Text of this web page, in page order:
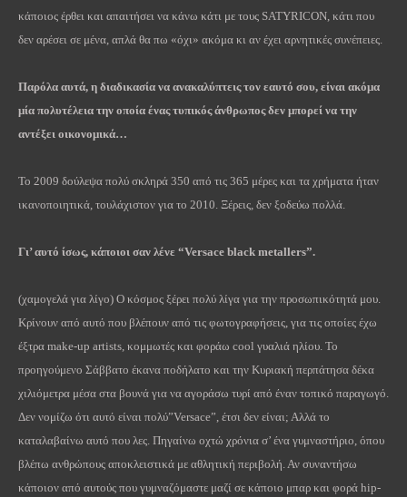
κάποιος έρθει και απαιτήσει να κάνω κάτι με τους SATYRICON, κάτι που
δεν αρέσει σε μένα, απλά θα πω «όχι» ακόμα κι αν έχει αρνητικές συνέπειες.
Παρόλα αυτά, η διαδικασία να ανακαλύπτεις τον εαυτό σου, είναι ακόμα
μία πολυτέλεια την οποία ένας τυπικός άνθρωπος δεν μπορεί να την
αντέξει οικονομικά…
Το 2009 δούλεψα πολύ σκληρά 350 από τις 365 μέρες και τα χρήματα ήταν
ικανοποιητικά, τουλάχιστον για το 2010. Ξέρεις, δεν ξοδεύω πολλά.
Γι’ αυτό ίσως, κάποιοι σαν λένε “Versace black metallers”.
(χαμογελά για λίγο) Ο κόσμος ξέρει πολύ λίγα για την προσωπικότητά μου.
Κρίνουν από αυτό που βλέπουν από τις φωτογραφήσεις, για τις οποίες έχω
έξτρα make-up artists, κομμωτές και φοράω cool γυαλιά ηλίου. Το
προηγούμενο Σάββατο έκανα ποδήλατο και την Κυριακή περπάτησα δέκα
χιλιόμετρα μέσα στα βουνά για να αγοράσω τυρί από έναν τοπικό παραγωγό.
Δεν νομίζω ότι αυτό είναι πολύ”Versace”, έτσι δεν είναι; Αλλά το
καταλαβαίνω αυτό που λες. Πηγαίνω οχτώ χρόνια σ’ ένα γυμναστήριο, όπου
βλέπω ανθρώπους αποκλειστικά με αθλητική περιβολή. Αν συναντήσω
κάποιον από αυτούς που γυμναζόμαστε μαζί σε κάποιο μπαρ και φορά hip-